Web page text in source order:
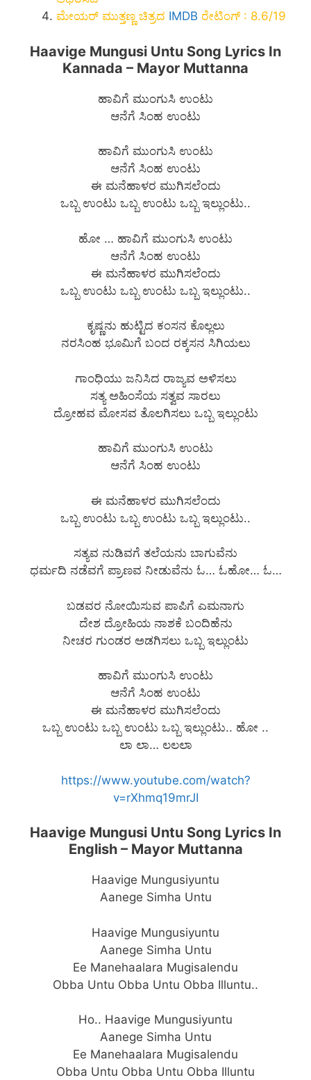
ಮೇಯರ್ ಮುತ್ತಣ್ಣ ಚಿತ್ರದ IMDB ರೇಟಿಂಗ್ : 8.6/19
Haavige Mungusi Untu Song Lyrics In
Kannada – Mayor Muttanna
ಹಾವಿಗೆ ಮುಂಗುಸಿ ಉಂಟು
ಆನೆಗೆ ಸಿಂಹ ಉಂಟು
ಹಾವಿಗೆ ಮುಂಗುಸಿ ಉಂಟು
ಆನೆಗೆ ಸಿಂಹ ಉಂಟು
ಈ ಮನೆಹಾಳರ ಮುಗಿಸಲೆಂದು
ಒಬ್ಬ ಉಂಟು ಒಬ್ಬ ಉಂಟು ಒಬ್ಬ ಇಲ್ಲುಂಟು..
ಹೋ … ಹಾವಿಗೆ ಮುಂಗುಸಿ ಉಂಟು
ಆನೆಗೆ ಸಿಂಹ ಉಂಟು
ಈ ಮನೆಹಾಳರ ಮುಗಿಸಲೆಂದು
ಒಬ್ಬ ಉಂಟು ಒಬ್ಬ ಉಂಟು ಒಬ್ಬ ಇಲ್ಲುಂಟು..
ಕೃಷ್ಣನು ಹುಟ್ಟಿದ ಕಂಸನ ಕೊಲ್ಲಲು
ನರಸಿಂಹ ಭೂಮಿಗೆ ಬಂದ ರಕ್ಕಸನ ಸಿಗಿಯಲು
ಗಾಂಧಿಯು ಜನಿಸಿದ ರಾಜ್ಯವ ಅಳಿಸಲು
ಸತ್ಯ ಅಹಿಂಸೆಯ ಸತ್ವವ ಸಾರಲು
ದ್ರೋಹವ ಮೋಸವ ತೊಲಗಿಸಲು ಒಬ್ಬ ಇಲ್ಲುಂಟು
ಹಾವಿಗೆ ಮುಂಗುಸಿ ಉಂಟು
ಆನೆಗೆ ಸಿಂಹ ಉಂಟು
ಈ ಮನೆಹಾಳರ ಮುಗಿಸಲೆಂದು
ಒಬ್ಬ ಉಂಟು ಒಬ್ಬ ಉಂಟು ಒಬ್ಬ ಇಲ್ಲುಂಟು..
ಸತ್ಯವ ನುಡಿವಗೆ ತಲೆಯನು ಬಾಗುವೆನು
ಧರ್ಮದಿ ನಡೆವಗೆ ಪ್ರಾಣವ ನೀಡುವೆನು ಓ… ಓಹೋ… ಓ…
ಬಡವರ ನೋಯಿಸುವ ಪಾಪಿಗೆ ಎಮನಾಗು
ದೇಶ ದ್ರೋಹಿಯ ನಾಶಕೆ ಬಂದಿಹೆನು
ನೀಚರ ಗುಂಡರ ಅಡಗಿಸಲು ಒಬ್ಬ ಇಲ್ಲುಂಟು
ಹಾವಿಗೆ ಮುಂಗುಸಿ ಉಂಟು
ಆನೆಗೆ ಸಿಂಹ ಉಂಟು
ಈ ಮನೆಹಾಳರ ಮುಗಿಸಲೆಂದು
ಒಬ್ಬ ಉಂಟು ಒಬ್ಬ ಉಂಟು ಒಬ್ಬ ಇಲ್ಲುಂಟು.. ಹೋ ..
ಲಾ ಲಾ… ಲಲಲಾ
https://www.youtube.com/watch?
v=rXhmq19mrJI
Haavige Mungusi Untu Song Lyrics In
English – Mayor Muttanna
Haavige Mungusiyuntu
Aanege Simha Untu
Haavige Mungusiyuntu
Aanege Simha Untu
Ee Manehaalara Mugisalendu
Obba Untu Obba Untu Obba Illuntu..
Ho.. Haavige Mungusiyuntu
Aanege Simha Untu
Ee Manehaalara Mugisalendu
Obba Untu Obba Untu Obba Illuntu